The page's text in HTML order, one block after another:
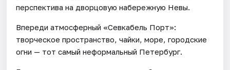
перспектива на дворцовую набережную Невы.
Впереди атмосферный «Севкабель Порт»:
творческое пространство, чайки, море, городские
огни — тот самый неформальный Петербург.